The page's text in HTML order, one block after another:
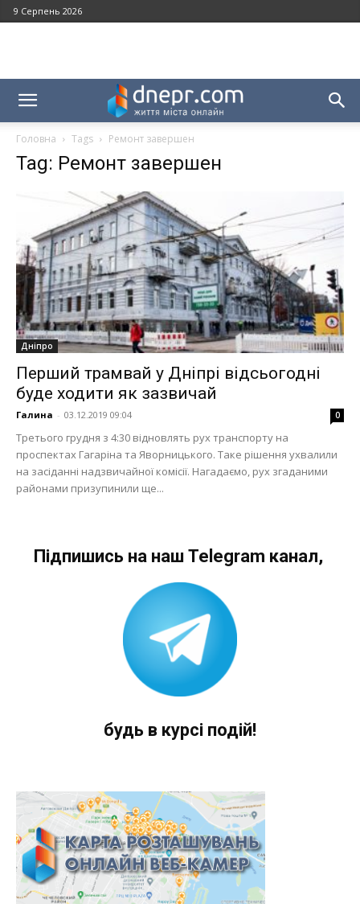
9 Серпень 2026
Головна Tags Ремонт завершен
Tag: Ремонт завершен
Дніпро
Перший трамвай у Дніпрі відсьогодні
буде ходити як зазвичай
Галина - 03.12.2019 09:04 0
Третього грудня з 4:30 відновлять рух транспорту на
проспектах Гагаріна та Яворницького. Таке рішення ухвалили
на засіданні надзвичайної комісії. Нагадаємо, рух згаданими
районами призупинили ще...
Підпишись на наш Telegram канал,
будь в курсі подій!